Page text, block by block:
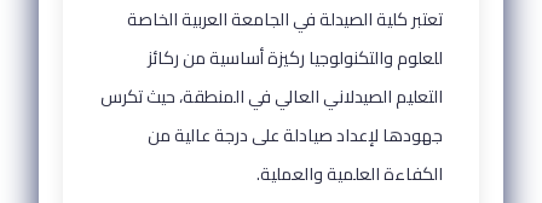
تعتبر كلية الصيدلة في الجامعة العربية الخاصة
للعلوم والتكنولوجيا ركيزة أساسية من ركائز
التعليم الصيدلاني العالي في المنطقة، حيث تكرس
جهودها لإعداد صيادلة على درجة عالية من
الكفاءة العلمية والعملية.